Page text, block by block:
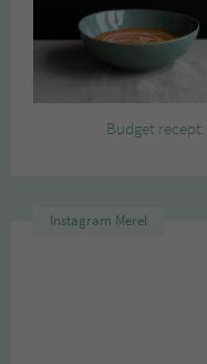
Budget
Instagram Merel